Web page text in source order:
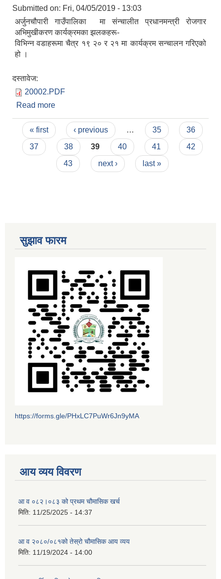
Submitted on: Fri, 04/05/2019 - 13:03
अर्जुनचौपारी गाउँपालिका मा संन्चालीत प्रधानमन्त्री रोजगार
अभिमुखीकरण कार्यक्रमका झलकहरू-
विभिन्न वडाहरूमा चैत्र १९ २० र २१ मा कार्यक्रम सन्चालन गरिएको
हो ।
दस्तावेज:
20002.PDF
Read more
Pages
« first ‹ previous … 35
36
37
38 39 40 41
42
43
next › last »
सुझाव फारम
https://forms.gle/PHxLC7PuWr6Jn9yMA
आय व्यय विवरण
आ व ०८२।०८३ को प्रथम चौमासिक खर्च
मिति: 11/25/2025 - 14:37
आ व २०८०/०८१को तेस्रो चौमासिक आय व्यय
मिति: 11/19/2024 - 14:00